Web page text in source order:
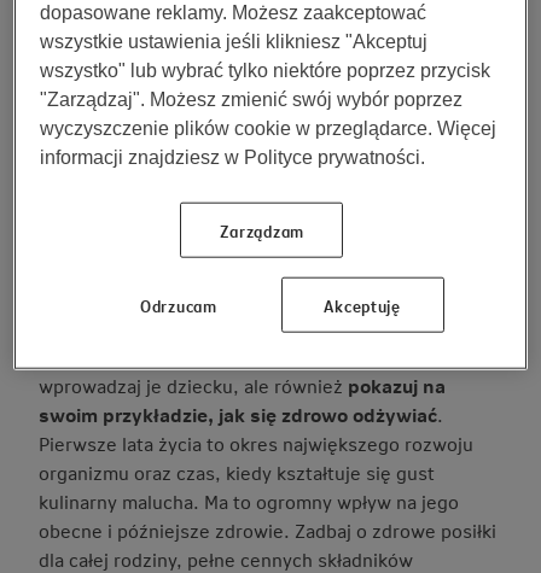
Zdrowe odżywianie to sposób jedzenia, który polega
na przyjmowaniu tylko takich substancji, które są
korzystne dla zdrowia i zapewniają poprawną
kondycję Twojego organizmu. Dzięki zdrowej diecie
znacząco zmniejszysz ryzyko takich chorób, jak:
otyłość, cukrzyca, nowotwory czy choroby serca.
Zadbaj o zdrowe żywienie dzieci
Zdrowe nawyki żywieniowe są bardzo istotne już
wprowadzaj je dziecku, ale również pokazuj na
swoim przykładzie, jak się zdrowo odżywiać.
Pierwsze lata życia to okres największego rozwoju
organizmu oraz czas, kiedy kształtuje się gust
kulinarny malucha. Ma to ogromny wpływ na jego
obecne i późniejsze zdrowie. Zadbaj o zdrowe posiłki
dla całej rodziny, pełne cennych składników
dopasowane reklamy. Możesz zaakceptować
wszystkie ustawienia jeśli klikniesz "Akceptuj
wszystko" lub wybrać tylko niektóre poprzez przycisk
"Zarządzaj". Możesz zmienić swój wybór poprzez
wyczyszczenie plików cookie w przeglądarce. Więcej
informacji znajdziesz w Polityce prywatności.
Zarządzam
Odrzucam Akceptuję